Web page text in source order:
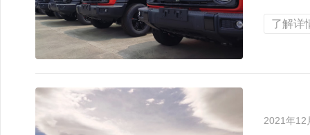
了解详
2021年12